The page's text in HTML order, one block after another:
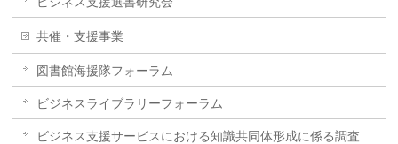
共催・支援事業
図書館海援隊フォーラム
ビジネスライブラリーフォーラム
ビジネス支援サービスにおける知識共同体形成に係る調査